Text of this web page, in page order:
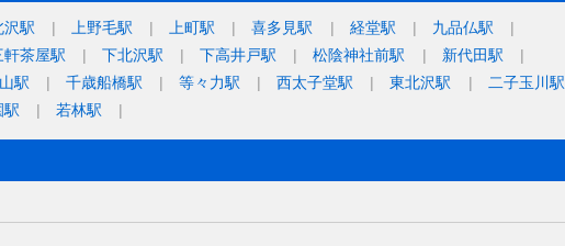
沢駅 上野毛駅 上町駅 喜多見駅 経堂駅
九品仏駅
軒茶屋駅 下北沢駅 下高井戸駅 松陰神社前駅
新代田駅
駅 千歳船橋駅 等々力駅 西太子堂駅 東北沢駅
二子玉川駅
駅 若林駅